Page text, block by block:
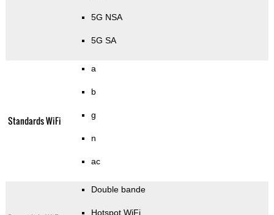
5G NSA
5G SA
Standards WiFi
a
b
g
n
ac
Double bande
Hotspot WiFi